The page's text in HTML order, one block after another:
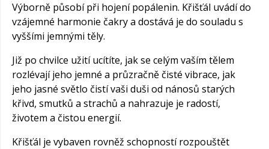
Výborně působí při hojení popálenin. Křišťál uvádí do
vzájemné harmonie čakry a dostává je do souladu s
vyššími jemnými těly.
Již po chvilce užití ucítíte, jak se celým vaším tělem
rozlévají jeho jemné a průzračně čisté vibrace, jak
jeho jasné světlo čistí vaši duši od nánosů starých
křivd, smutků a strachů a nahrazuje je radostí,
životem a čistou energií.
Křišťál je vybaven rovněž schopností rozpouštět